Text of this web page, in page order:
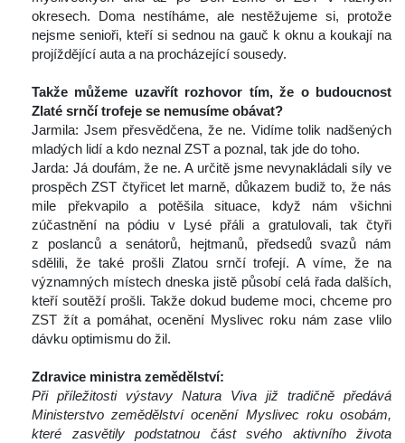
okresech. Doma nestíháme, ale nestěžujeme si, protože
nejsme senioři, kteří si sednou na gauč k oknu a koukají na
projíždějící auta a na procházející sousedy.
Takže můžeme uzavřít rozhovor tím, že o budoucnost
Zlaté srnčí trofeje se nemusíme obávat?
Jarmila: Jsem přesvědčena, že ne. Vidíme tolik nadšených
mladých lidí a kdo neznal ZST a poznal, tak jde do toho.
Jarda: Já doufám, že ne. A určitě jsme nevynakládali síly ve
prospěch ZST čtyřicet let marně, důkazem budiž to, že nás
mile překvapilo a potěšila situace, když nám všichni
zúčastnění na pódiu v Lysé přáli a gratulovali, tak čtyři
z poslanců a senátorů, hejtmanů, předsedů svazů nám
dělili, že také prošli Zlatou srnčí trofejí. A víme, že na
významných místech dneska jistě působí celá řada dalších,
kteří soutěží prošli. Takže dokud budeme moci, chceme pro
ZST žít a pomáhat, ocenění Myslivec roku nám zase vlilo
dávku optimismu do žil.
Zdravice ministra zemědělství:
Při příležitosti výstavy Natura Viva již tradičně předává
Ministerstvo zemědělství ocenění Myslivec roku osobám,
které zasvětily podstatnou část svého aktivního života